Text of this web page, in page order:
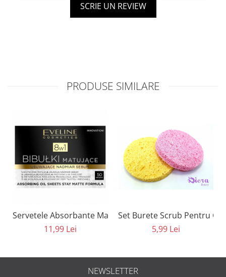
SCRIE UN REVIEW
PRODUSE SIMILARE
Servetele Absorbante Matifiante 8 in 1 Eveline
11,99 Lei
Set Burete Scrub Pentru
5,99 Lei
NEWSLETTER